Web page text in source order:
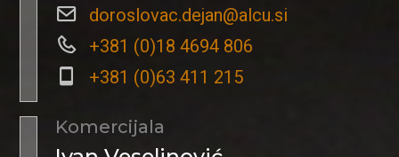
doroslovac.dejan@alcu.si
+381 (0)18 4694 806
+381 (0)63 411 215
Komercijala